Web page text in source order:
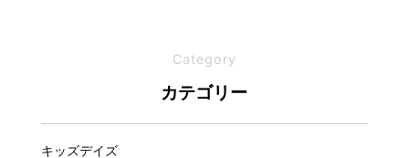
Category
カテゴリー
キッズデイズ